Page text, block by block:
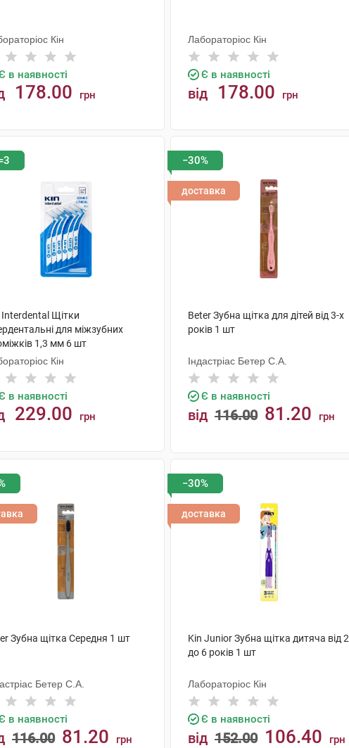
Кін
в наявності
178.00 грн
Лабораторіос Кін
Є в наявності
від 178.00 грн
Interdental Щітки
для міжзубних
1,3 мм 6 шт
Кін
в наявності
229.00 грн
−30%
доставка
Beter Зубна щітка для дітей від 3-х
років 1 шт
Індастріас Бетер С.А.
Є в наявності
від 116.00 81.20 грн
Зубна щітка Середня 1 шт
Бетер С.А.
в наявності
116.00 81.20 грн
−30%
доставка
Kin Junior Зубна щітка дитяча від 2
до 6 років 1 шт
Лабораторіос Кін
Є в наявності
від 152.00 106.40 грн